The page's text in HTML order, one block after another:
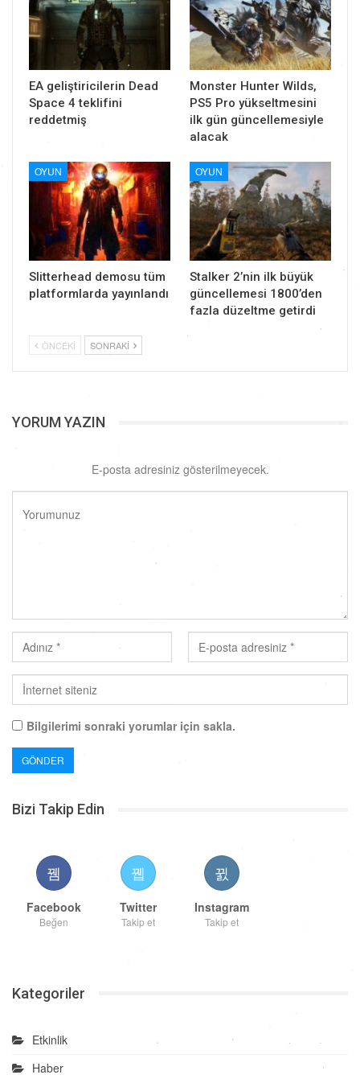
EA geliştiricilerin Dead
Space 4 teklifini
reddetmiş
Monster Hunter Wilds,
PS5 Pro yükseltmesini
ilk gün güncellemesiyle
alacak
OYUN
Slitterhead demosu tüm
platformlarda yayınlandı
OYUN
Stalker 2’nin ilk büyük
güncellemesi 1800’den
fazla düzeltme getirdi
ÖNCEKI SONRAKI
YORUM YAZIN
E-posta adresiniz gösterilmeyecek.
Bilgilerimi sonraki yorumlar için sakla.
Bizi Takip Edin
Facebook
Beğen
Twitter
Takip et
Instagram
Takip et
Kategoriler
Etkinlik
Haber